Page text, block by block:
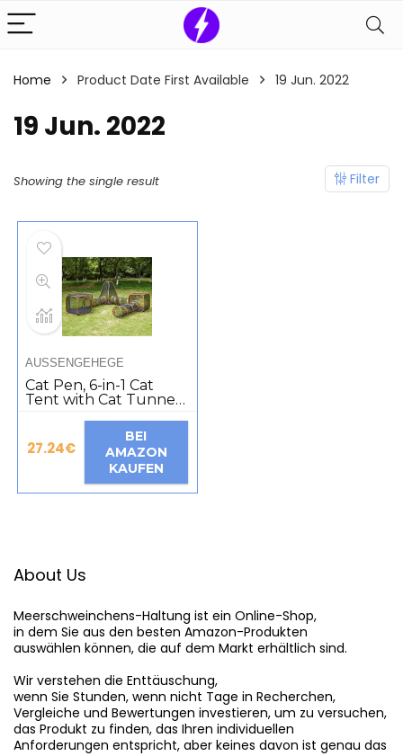
Home Product Date First Available 19 Jun. 2022
19 Jun. 2022
Filter
Showing the single result
AUSSENGEHEGE
Cat Pen, 6-in-1 Cat
Tent with Cat Tunnel
Outdoor, Portable Cat
Playpen Play Tent for
Cats, Rabbits, Ferrets
and Small Animals
27.24€
BEI
AMAZON
KAUFEN
About Us
Meerschweinchens-Haltung ist ein Online-Shop,
in dem Sie aus den besten Amazon-Produkten
auswählen können, die auf dem Markt erhältlich sind.
Wir verstehen die Enttäuschung,
wenn Sie Stunden, wenn nicht Tage in Recherchen,
Vergleiche und Bewertungen investieren, um zu versuchen,
das Produkt zu finden, das Ihren individuellen
Anforderungen entspricht, aber keines davon ist genau das